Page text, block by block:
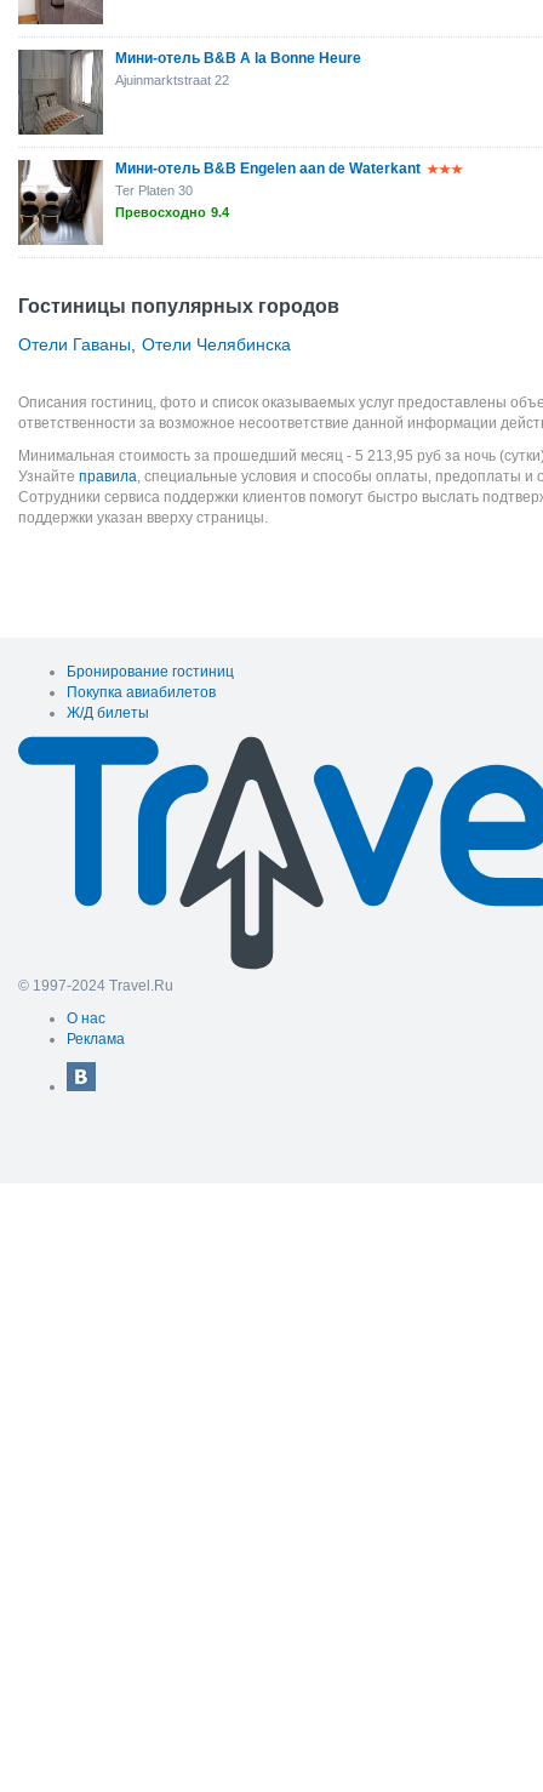
Мини-отель B&B A la Bonne Heure
Ajuinmarktstraat 22
Мини-отель B&B Engelen aan de Waterkant
Ter Platen 30
Превосходно 9.4
Гостиницы популярных городов
Отели Гаваны Отели Челябинска
Описания гостиниц, фото и список оказываемых услуг предоставлены
ответственности за возможное несоответствие данной информации
Минимальная стоимость за прошедший месяц - 5 213,95 руб за ночь
Узнайте правила, специальные условия и способы оплаты, предоплаты и
Сотрудники сервиса поддержки клиентов помогут быстро выслать
поддержки указан вверху страницы.
Бронирование гостиниц
Покупка авиабилетов
Ж/Д билеты
© 1997-2024 Travel.Ru
О нас
Реклама